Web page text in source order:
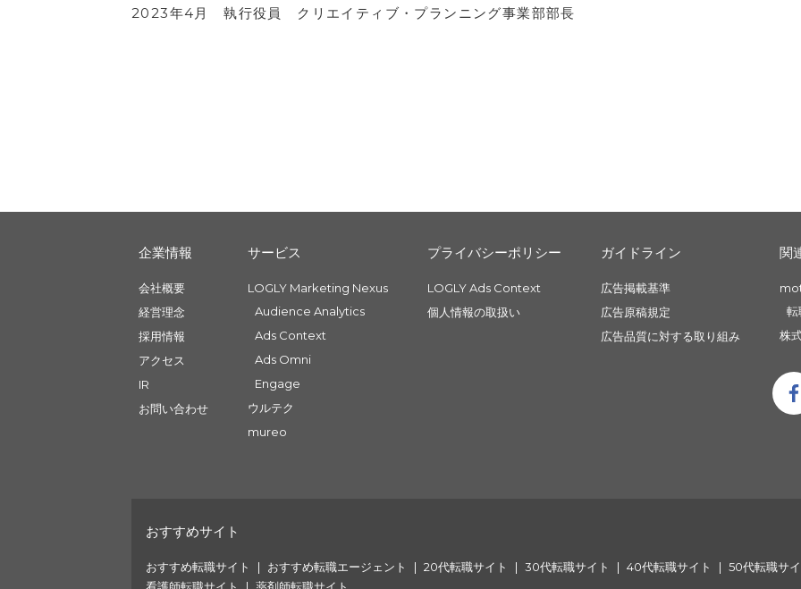
2023年4月 執行役員 クリエイティブ・プランニング事業部部長
企業情報
会社概要
経営理念
採用情報
アクセス
IR
お問い合わせ
サービス
LOGLY Marketing Nexus
Audience Analytics
Ads Context
Ads Omni
Engage
ウルテク
mureo
プライバシーポリシー
LOGLY Ads Context
個人情報の取扱い
ガイドライン
広告掲載基準
広告原稿規定
広告品質に対する取り組み
関
転
株
おすすめサイト
おすすめ転職サイト おすすめ転職エージェント 20代転職サイト 30代転職サイト 40代転職サイト 50代転職サイ